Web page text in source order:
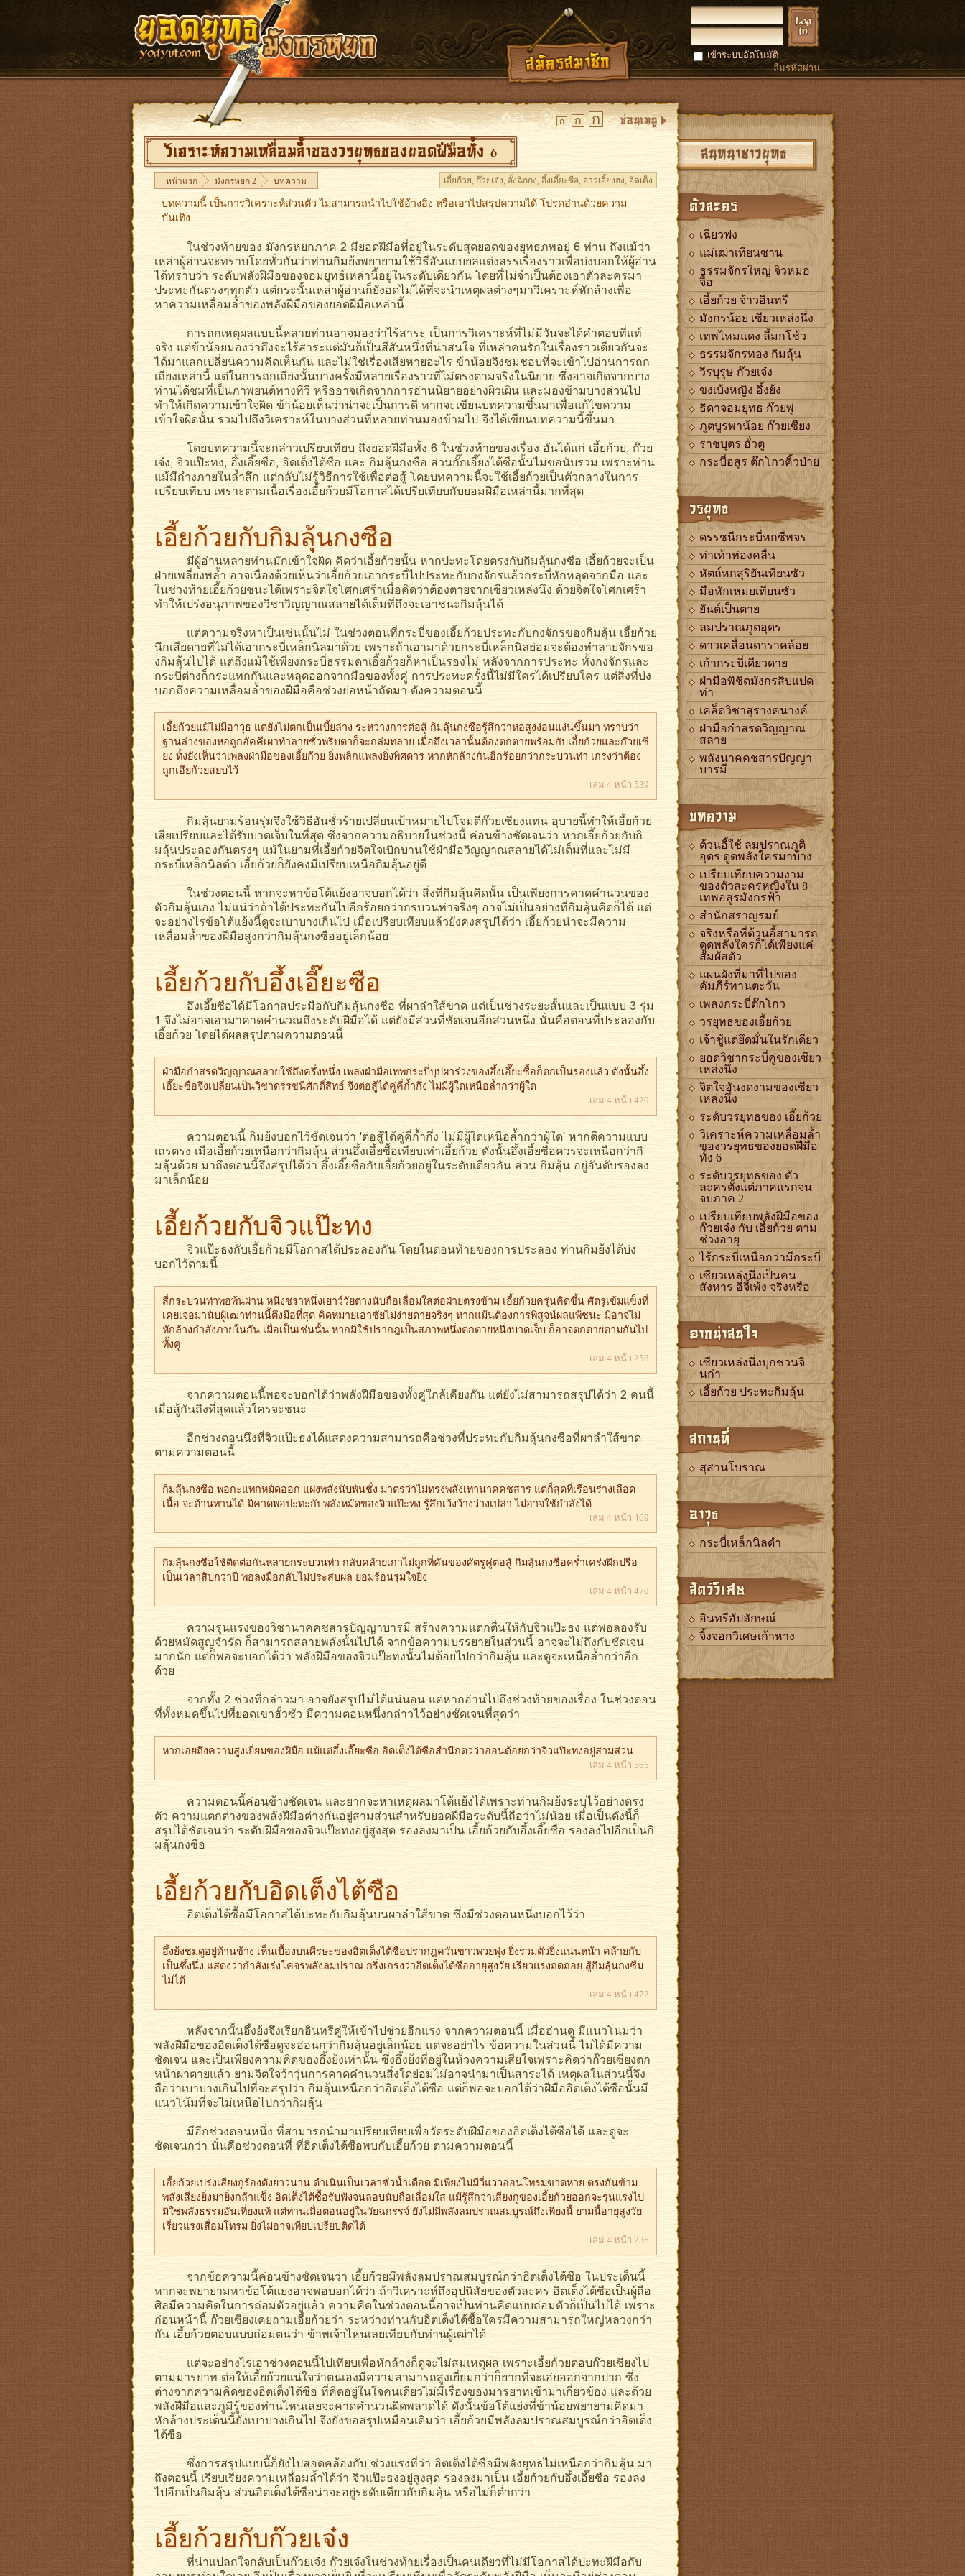
เข้าระบบอัตโนมัติ
ลืมรหัสผ่าน
ก ก ก
วิเคราะห์ความเหลื่อมล้ำของวรยุทธของยอดฝีมือทั้ง 6
หน้าแรก มังกรหยก 2 บทความ เอี้ยก้วย, ก๊วยเจ๋ง, อั้งฉิกกง, อึ้งเอี๊ยะซือ, อาวเอี้ยงฮง, อิดเต็ง
บทความนี้ เป็นการวิเคราะห์ส่วนตัว ไม่สามารถนำไปใช้อ้างอิง หรือเอาไปสรุปความได้ โปรดอ่านด้วยความ
บันเทิง
ในช่วงท้ายของ มังกรหยกภาค 2 มียอดฝีมือที่อยู่ในระดับสุดยอดของยุทธภพอยู่ 6 ท่าน ถึงแม้ว่า
เหล่าผู้อ่านจะทราบโดยทั่วกันว่าท่านกิมย้งพยายามใช้วิธีอันแยบยลแต่งสรรเรื่องราวเพื่อบ่งบอกให้ผู้อ่าน
ได้ทราบว่า ระดับพลังฝีมือของจอมยุทธ์เหล่านี้อยู่ในระดับเดียวกัน โดยที่ไม่จำเป็นต้องเอาตัวละครมา
ประทะกันตรงๆทุกตัว แต่กระนั้นเหล่าผู้อ่านก็ยังอดไม่ได้ที่จะนำเหตุผลต่างๆมาวิเคราะห์หักล้างเพื่อ
หาความเหลื่อมล้ำของพลังฝีมือของยอดฝีมือเหล่านี้
การถกเหตุผลแบบนี้หลายท่านอาจมองว่าไร้สาระ เป็นการวิเคราะห์ที่ไม่มีวันจะได้คำตอบที่แท้
จริง แต่ข้าน้อยมองว่าถึงจะไร้สาระแต่มันก็เป็นสีสันหนึ่งที่น่าสนใจ ที่เหล่าคนรักในเรื่องราวเดียวกันจะ
ได้มาแลกเปลี่ยนความคิดเห็นกัน และไม่ใช่เรื่องเสียหายอะไร ข้าน้อยจึงชมชอบที่จะเข้าไปอ่านการถก
เถียงเหล่านี้ แต่ในการถกเถียงนั้นบางครั้งมีหลายเรื่องราวที่ไม่ตรงตามจริงในนิยาย ซึ่งอาจเกิดจากบาง
ท่านได้ชมที่เป็นภาพยนต์ทางทีวี หรืออาจเกิดจากการอ่านนิยายอย่างผิวเผิน และมองข้ามบางส่วนไป
ทำให้เกิดความเข้าใจผิด ข้าน้อยเห็นว่าน่าจะเป็นการดี หากจะเขียนบทความขึ้นมาเพื่อแก้ไขความ
เข้าใจผิดนั้น รวมไปถึงวิเคราะห์ในบางส่วนที่หลายท่านมองข้ามไป จึงได้เขียนบทความนี้ขึ้นมา
โดยบทความนี้จะกล่าวเปรียบเทียบ ถึงยอดฝีมือทั้ง 6 ในช่วงท้ายของเรื่อง อันได้แก่ เอี้ยก้วย, ก๊วย
เจ๋ง, จิวแป๊ะทง, อึ้งเอี๊ยซือ, อิดเต็งไต้ซือ และ กิมลุ้นกงซือ ส่วนกั๊กเอี๊ยงไต้ซือนั้นไม่ขอนับรวม เพราะท่าน
แม้มีกำงภายในล้ำลึก แต่กลับไม่รู้วิธีการใช้เพื่อต่อสู้ โดยบทความนี้จะใช้เอี้ยก้วยเป็นตัวกลางในการ
เปรียบเทียบ เพราะตามเนื้อเรื่องเอี้ยก้วยมีโอกาสได้เปรียเทียบกับยอมฝีมือเหล่านี้มากที่สุด
เอี้ยก้วยกับกิมลุ้นกงซือ
มีผู้อ่านหลายท่านมักเข้าใจผิด คิดว่าเอี้ยก้วยนั้น หากปะทะโดยตรงกับกิมลุ้นกงซือ เอี้ยก้วยจะเป็น
ฝ่ายเพลี่ยงพล้ำ อาจเนื่องด้วยเห็นว่าเอี้ยก้วยเอากระบี่ไปประทะกับกงจักรแล้วกระบี่หักหลุดจากมือ และ
ในช่วงท้ายเอี้ยก้วยชนะได้เพราะจิตใจโศกเศร้าเมื่อคิดว่าต้องตายจากเซียวเหล่งนึง ด้วยจิตใจโศกเศร้า
ทำให้เปร่งอนุภาพของวิชาวิญญาณสลายได้เต็มที่ถึงจะเอาชนะกิมลุ้นได้
แต่ความจริงหาเป็นเช่นนั้นไม่ ในช่วงตอนที่กระบี่ของเอี้ยก้วยประทะกับกงจักรของกิมลุ้น เอี้ยก้วย
นึกเสียดายที่ไม่ได้เอากระบี่เหล็กนิลมาด้วย เพราะถ้าเอามาด้วยกระบี่เหล็กนิลย่อมจะต้องทำลายจักรขอ
งกิมลุ้นไปได้ แต่ถึงแม้ใช้เพียงกระบี่ธรรมดาเอี้ยก้วยก็หาเป็นรองไม่ หลังจากการประทะ ทั้งกงจักรและ
กระบี่ต่างก็กระแทกกันและหลุดออกจากมือของทั้งคู่ การประทะครั้งนี้ไม่มีใครได้เปรียบใคร แต่สิ่งที่บ่ง
บอกถึงความเหลื่อมล้ำของฝีมือคือช่วงย่อหน้าถัดมา ดังความตอนนี้
เอี้ยก้วยแม้ไม่มีอาวุธ แต่ยังไม่ตกเป็นเบี้ยล่าง ระหว่างการต่อสู้ กิมลุ้นกงซือรู้สึกว่าหอสูงง่อนแง่นขึ้นมา ทราบว่า
ฐานล่างของหอถูกอัคคีเผาทำลายชั่วพริบตาก็จะถล่มทลาย เมื่อถึงเวลานั้นต้องตกตายพร้อมกับเอี้ยก้วยและก๊วยเซี
ยง ทั้งยังเห็นว่าเพลงฝ่ามือของเอี้ยก้วย ยิ่งพลิกแพลงยิ่งพิศดาร หากหักล้างกันอีกร้อยกว่ากระบวนท่า เกรงว่าต้อง
ถูกเอียก้วยสยบไว้
เล่ม 4 หน้า 539
กิมลุ้นยามร้อนรุ่มจึงใช้วิธีอันชั่วร้ายเปลี่ยนเป้าหมายไปโจมตีก๊วยเซียงแทน อุบายนี้ทำให้เอี้ยก้วย
เสียเปรียบและได้รับบาดเจ็บในที่สุด ซึ่งจากความอธิบายในช่วงนี้ ค่อนข้างชัดเจนว่า หากเอี้ยก้วยกับกิ
มลุ้นประลองกันตรงๆ แม้ในยามที่เอี้ยก้วยจิตใจเบิกบานใช้ฝ่ามือวิญญาณสลายได้ไม่เต็มที่และไม่มี
กระบี่เหล็กนิลดำ เอี้ยก้วยก็ยังคงมีเปรียบเหนือกิมลุ้นอยู่ดี
ในช่วงตอนนี้ หากจะหาข้อโต้แย้งอาจบอกได้ว่า สิ่งที่กิมลุ้นคิดนั้น เป็นเพียงการคาดคำนวนของ
ตัวกิมลุ้นเอง ไม่แน่ว่าถ้าได้ประทะกันไปอีกร้อยกว่ากรบวนท่าจริงๆ อาจไม่เป็นอย่างที่กิมลุ้นคิดก็ได้ แต่
จะอย่างไรข้อโต้แย้งนี้ดูจะเบาบางเกินไป เมื่อเปรียบเทียบแล้วยังคงสรุปได้ว่า เอี้ยก้วยน่าจะมีความ
เหลื่อมล้ำของฝีมือสูงกว่ากิมลุ้นกงซืออยู่เล็กน้อย
เอี้ยก้วยกับอึ้งเอี๊ยะซือ
อึงเอี๊ยซือได้มีโอกาสประมือกับกิมลุ้นกงซือ ที่ผาลำใส้ขาด แต่เป็นช่วงระยะสั้นและเป็นแบบ 3 รุ่ม
1 จึงไม่อาจเอามาคาดคำนวณถึงระดับฝีมือได้ แต่ยังมีส่วนที่ชัดเจนอีกส่วนหนึ่ง นั่นคือตอนที่ประลองกับ
เอี้ยก้วย โดยได้ผลสรุปตามความตอนนี้
ฝ่ามือกำสรดวิญญาณสลายใช้ถึงครึ่งหนึ่ง เพลงฝ่ามือเทพกระบี่บุปผาร่วงของอึ้งเอี๊ยะซื้อก็ตกเป็นรองแล้ว ดังนั้นอึ้ง
เอี๊ยะซือจึงเปลี่ยนเป็นวิชาดรรชนีศักดิ์สิทธ์ จึงต่อสู้ได้คู่คี่ก้ำกึ่ง ไม่มีผู้ใดเหนือล้ำกว่าผู้ใด
เล่ม 4 หน้า 420
ความตอนนี้ กิมย้งบอกไว้ชัดเจนว่า 'ต่อสู้ได้คู่คี่ก้ำกึ่ง ไม่มีผู้ใดเหนือล้ำกว่าผู้ใด' หากตีความแบบ
เถรตรง เมือเอี้ยก้วยเหนือกว่ากิมลุ้น ส่วนอึ้งเอี้ยซื้อเทียบเท่าเอี้ยก้วย ดังนั้นอึ้งเอี้ยซือควรจะเหนือกว่ากิ
มลุ้นด้วย มาถึงตอนนี้จึงสรุปได้ว่า อึ้งเอี๊ยซือกับเอี้ยก้วยอยู่ในระดับเดียวกัน ส่วน กิมลุ้น อยู่อันดับรองลง
มาเล็กน้อย
เอี้ยก้วยกับจิวแป๊ะทง
จิวแป๊ะธงกับเอี้ยก้วยมีโอกาสได้ประลองกัน โดยในตอนท้ายของการประลอง ท่านกิมย้งได้บ่ง
บอกไว้ตามนี้
สี่กระบวนท่าพอพ้นผ่าน หนึ่งชราหนึ่งเยาว์วัยต่างนับถือเลื่อมใสต่อฝ่ายตรงข้าม เอี้ยก้วยครุ่นคิดขึ้น ศัตรูเข้มแข็งที่
เคยเจอมานับผู้เฒ่าท่านนี้ตึงมือที่สุด คิดหมายเอาชัยไม่ง่ายดายจริงๆ หากแม้นต้องการพิสูจน์ผลแพ้ชนะ มิอาจไม่
หักล้างกำลังภายในกัน เมื่อเป็นเช่นนั้น หากมิใช้ปรากฎเป็นสภาพหนึ่งตกตายหนึ่งบาดเจ็บ ก็อาจตกตายตามกันไป
ทั้งคู่
เล่ม 4 หน้า 258
จากความตอนนี้พอจะบอกได้ว่าพลังฝีมือของทั้งคู่ใกล้เคียงกัน แต่ยังไม่สามารถสรุปได้ว่า 2 คนนี้
เมื่อสู้กันถึงที่สุดแล้วใครจะชนะ
อีกช่วงตอนนึงที่จิวแป๊ะธงได้แสดงความสามารถคือช่วงที่ประทะกับกิมลุ้นกงซือที่ผาลำใส้ขาด
ตามความตอนนี้
กิมลุ้นกงซือ พอกะแทกหมัดออก แฝงพลังนับพันชั่ง มาตรว่าไม่ทรงพลังเท่านาคคชสาร แต่ก็สุดที่เรือนร่างเลือด
เนื้อ จะต้านทานได้ มิคาดพอปะทะกับพลังหมัดของจิวแป๊ะทง รู้สึกเว้งว้างว่างเปล่า ไม่อาจใช้กำลังได้
เล่ม 4 หน้า 469
กิมลุ้นกงซือใช้ติดต่อกันหลายกระบวนท่า กลับคล้ายเกาไม่ถูกที่คันของศัตรูคู่ต่อสู้ กิมลุ้นกงซือคร่ำเคร่งฝึกปรือ
เป็นเวลาสิบกว่าปี พอลงมือกลับไม่ประสบผล ย่อมร้อนรุ่มใจยิ่ง
เล่ม 4 หน้า 470
ความรุนแรงของวิชานาคคชสารปัญญาบารมี สร้างความแตกตื่นให้กับจิวแป๊ะธง แต่พอลองรับ
ด้วยหมัดสูญจำรัด ก็สามารถสลายพลังนั้นไปได้ จากข้อความบรรยายในส่วนนี้ อาจจะไม่ถึงกับชัดเจน
มากนัก แต่ก็พอจะบอกได้ว่า พลังฝีมือของจิวแป๊ะทงนั้นไม่ด้อยไปกว่ากิมลุ้น และดูจะเหนือล้ำกว่าอีก
ด้วย
จากทั้ง 2 ช่วงที่กล่าวมา อาจยังสรุปไม่ได้แน่นอน แต่หากอ่านไปถึงช่วงท้ายของเรื่อง ในช่วงตอน
ที่ทั้งหมดขึ้นไปที่ยอดเขาฮั้วซัว มีความตอนหนึ่งกล่าวไว้อย่างชัดเจนที่สุดว่า
หากเอ่ยถึงความสูงเยี่ยมของฝีมือ แม้แต่อึ้งเอี๊ยะซือ อิดเต็งไต้ซือสำนึกตวว่าอ่อนด้อยกว่าจิวแป๊ะทงอยู่สามส่วน
เล่ม 4 หน้า 565
ความตอนนี้ค่อนข้างชัดเจน และยากจะหาเหตุผลมาโต้แย้งได้เพราะท่านกิมย้งระบุไว้อย่างตรง
ตัว ความแตกต่างของพลังฝีมือต่างกันอยู่สามส่วนสำหรับยอดฝีมือระดับนี้ถือว่าไม่น้อย เมื่อเป็นดังนี้ก็
สรุปได้ชัดเจนว่า ระดับฝีมือของจิวแป๊ะทงอยู่สูงสุด รองลงมาเป็น เอี้ยก้วยกับอึ้งเอี๊ยซือ รองลงไปอีกเป็นกิ
มลุ้นกงซือ
เอี้ยก้วยกับอิดเต็งไต้ซือ
อิตเต็งไต้ซื้อมีโอกาสได้ปะทะกับกิมลุ้นบนผาลำใส้ขาด ซึ่งมีช่วงตอนหนึ่งบอกไว้ว่า
อึ้งย้งชมดูอยู่ด้านข้าง เห็นเบื้องบนศีรษะของอิตเต็งไต้ซือปรากฎควันขาวพวยพุ่ง ยิ่งรวมตัวยิ่งแน่นหน้า คล้ายกับ
เป็นซึ้งนึ่ง แสดงว่ากำลังเร่งโคจรพลังลมปราณ กริ่งเกรงว่าอิตเต็งไต้ซืออายุสูงวัย เรี่ยวแรงถดถอย สู้กิมลุ้นกงซืม
ไม่ได้
เล่ม 4 หน้า 472
หลังจากนั้นอึ้งย้งจึงเรียกอินทรีคู่ให้เข้าไปช่วยอีกแรง จากความตอนนี้ เมื่ออ่านดู มีแนวโนมว่า
พลังฝีมือของอิตเต็งไต้ซือดูจะอ่อนกว่ากิมลุ้นอยู่เล็กน้อย แต่จะอย่าไร ข้อความในส่วนนี้ ไม่ได้มีความ
ชัดเจน และเป็นเพียงความคิดของอึ้งย้งเท่านั้น ซึ่งอึ้งย้งที่อยู่ในห้วงความเสียใจเพราะคิดว่าก๊วยเซียงตก
หน้าผาตายแล้ว ยามจิตใจว้าวุ่นการคาดคำนวนสิ่งใดย่อมไม่อาจนำมาเป็นสาระได้ เหตุผลในส่วนนี้จึง
ถือว่าเบาบางเกินไปที่จะสรุปว่า กิมลุ้นเหนือกว่าอิตเต็งไต้ซือ แต่ก็พอจะบอกได้ว่าฝีมืออิตเต็งไต้ซือนั้นมี
แนวโน้มที่จะไม่เหนือไปกว่ากิมลุ้น
มีอีกช่วงตอนหนึ่ง ที่สามารถนำมาเปรียบเทียบเพื่อวัดระดับฝีมือของอิตเต็งไต้ซือได้ และดูจะ
ชัดเจนกว่า นั่นคือช่วงตอนที่ ที่อิดเต็งไต้ซือพบกับเอี้ยก้วย ตามความตอนนี้
เอี้ยก้วยเปร่งเสียงกู่ร้องดังยาวนาน ดำเนินเป็นเวลาชั่วน้ำเดือด มิเพียงไม่มีวี่แววอ่อนโทรมขาดหาย ตรงกันข้าม
พลังเสียงยิ่งมายิ่งกล้าแข็ง อิดเต็งไต้ซื้อรับฟังจนลอบนับถือเลื่อมใส แม้รู้สึกว่าเสียงกูของเอี้ยก้วยออกจะรุนแรงไป
มิใช่พลังธรรมอันเที่ยงแท้ แต่ท่านเมื่อตอนอยู่ในวัยฉกรรจ์ ยังไม่มีพลังลมปราณสมบูรณ์ถึงเพียงนี้ ยามนี้อายุสูงวัย
เรี่ยวแรงเสื่อมโทรม ยิ่งไม่อาจเทียบเปรียบติดได้
เล่ม 4 หน้า 236
จากข้อความนี้ค่อนข้างชัดเจนว่า เอี้ยก้วยมีพลังลมปราณสมบูรณ์กว่าอิตเต็งไต้ซือ ในประเด็นนี้
หากจะพยายามหาข้อโต้แยงอาจพอบอกได้ว่า ถ้าวิเคราะห์ถึงอุปนิสัยของตัวละคร อิตเต็งไต้ซือเป็นผู้ถือ
ศิลมีความคิดในการถ่อมตัวอยู่แล้ว ความคิดในช่วงตอนนี้อาจเป็นท่านคิดแบบถ่อมตัวก็เป็นไปได้ เพราะ
ก่อนหน้านี้ ก๊วยเซียงเคยถามเอี้ยก้วยว่า ระหว่างท่านกับอิตเต็งไต้ซื้อใครมีความสามารถใหญ่หลวงกว่า
กัน เอี้ยก้วยตอบแบบถ่อมตนว่า ข้าพเจ้าไหนเลยเทียบกับท่านผู้เฒ่าได้
แต่จะอย่างไรเอาช่วงตอนนี้ไปเทียบเพื่อหักล้างก็ดูจะไม่สมเหตุผล เพราะเอี้ยก้วยตอบก๊วยเซียงไป
ตามมารยาท ต่อให้เอี้ยก้วยแน่ใจว่าตนเองมีความสามารถสูงเยี่ยมกว่าก็ยากที่จะเอ่ยออกจากปาก ซึ่ง
ต่างจากความคิดของอิตเต็งไต้ซือ ที่คิดอยู่ในใจคนเดียวไม่มีเรื่องของมารยาทเข้ามาเกี่ยวข้อง และด้วย
พลังฝีมือและภูมิรู้ของท่านไหนเลยจะคาดคำนวนผิดพลาดได้ ดังนั้นข้อโต้แย่งที่ข้าน้อยพยายามคิดมา
หักล้างประเด็นนี้ยังเบาบางเกินไป จึงยังขอสรุปเหมือนเดิมว่า เอี้ยก้วยมีพลังลมปราณสมบูรณ์กว่าอิตเต็ง
ไต้ซือ
ซึ่งการสรุปแบบนี้ก็ยังไปสอดคล้องกับ ช่วงแรงที่ว่า อิตเต็งไต้ซือมีพลังยุทธไม่เหนือกว่ากิมลุ้น มา
ถึงตอนนี้ เรียบเรียงความเหลื่อมล้ำได้ว่า จิวแป๊ะธงอยู่สูงสุด รองลงมาเป็น เอี้ยก้วยกับอึ้งเอี๊ยซือ รองลง
ไปอีกเป็นกิมลุ้น ส่วนอิตเต็งไต้ซือน่าจะอยู่ระดับเดียวกับกิมลุ้น หรือไม่ก็ต่ำกว่า
เอี้ยก้วยกับก๊วยเจ๋ง
ที่น่าแปลกใจกลับเป็นก๊วยเจ๋ง ก๊วยเจ๋งในช่วงท้ายเรื่องเป็นคนเดียวที่ไม่มีโอกาสได้ปะทะฝีมือกับ
สนทนาชาวยุทธ
ตัวละคร
เฉียวฟง
แม่เฒ่าเทียนซาน
ธรรมจักรใหญ่ จิวหมอ
จื้อ
เอี้ยก้วย จ้าวอินทรี
มังกรน้อย เซียวเหล่งนึ่ง
เทพไหมแดง ลี้มกโช้ว
ธรรมจักรทอง กิมลุ้น
วีรบุรุษ ก๊วยเจ๋ง
ขงเบ้งหญิง อึ้งย้ง
ธิดาจอมยุทธ ก๊วยพู่
ภูตบูรพาน้อย ก๊วยเซียง
ราชบุตร ฮั่วตู
กระบี่อสูร ต๊กโกวคิ้วป่าย
วรยุทธ
ดรรชนีกระบี่หกชีพจร
ท่าเท้าท่องคลื่น
หัตถ์หกสุริยันเทียนซัว
มือหักเหมยเทียนซัว
ยันต์เป็นตาย
ลมปราณภูตอุดร
ดาวเคลื่อนดาราคล้อย
เก้ากระบี่เดียวดาย
ฝ่ามือพิชิตมังกรสิบแปด
ท่า
เคล็ดวิชาสุรางคนางค์
ฝ่ามือกำสรดวิญญาณ
สลาย
พลังนาคคชสารปัญญา
บารมี
บทความ
ต้วนอี้ใช้ ลมปราณภูติ
อุดร ดูดพลังใครมาบ้าง
เปรียบเทียบความงาม
ของตัวละครหญิงใน 8
เทพอสูรมังกรฟ้า
สำนักสราญรมย์
จริงหรือที่ต้วนอี้สามารถ
ดูดพลังใครก็ได้เพียงแค่
สัมผัสตัว
แผนผังที่มาที่ไปของ
คัมภีร์ทานตะวัน
เพลงกระบี่ต๊กโกว
วรยุทธของเอี้ยก้วย
เจ้าชู้แต่ยึดมั่นในรักเดียว
ยอดวิชากระบี่คู่ของเซียว
เหล่งนึ่ง
จิตใจอันงดงามของเซียว
เหล่งนึ่ง
ระดับวรยุทธของ เอี้ยก้วย
วิเคราะห์ความเหลื่อมล้ำ
ของวรยุทธของยอดฝีมือ
ทั้ง 6
ระดับวรยุทธของ ตัว
ละครตั้งแต่ภาคแรกจน
จบภาค 2
เปรียบเทียบพลังฝีมือของ
ก๊วยเจ๋ง กับ เอี้ยก้วย ตาม
ช่วงอายุ
ไร้กระบี่เหนือกว่ามีกระบี่
เซียวเหล่งนึ่งเป็นคน
สังหาร อี่จี้เพ้ง จริงหรือ
ฉากน่าสนใจ
เซียวเหล่งนึ่งบุกชวนจิ
นก่า
เอี้ยก้วย ประทะกิมลุ้น
สถานที่
สุสานโบราณ
อาวุธ
กระบี่เหล็กนิลดำ
สัตว์วิเศษ
อินทรีอัปลักษณ์
จิ้งจอกวิเศษเก้าหาง